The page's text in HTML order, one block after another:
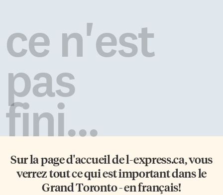
ce n'est
pas
fini...
Sur la page d'accueil del-express.ca, vous
verrez tout ce qui est important dans le
Grand Toronto - en français!